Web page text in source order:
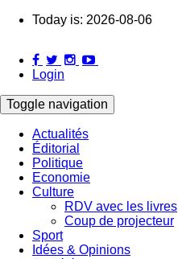
Skip
content
Today is: 2026-08-06
Login
Toggle navigation
Main
navigation
Actualités
Éditorial
Politique
Economie
Culture
RDV avec les livres
Coup de projecteur
Sport
Idées & Opinions